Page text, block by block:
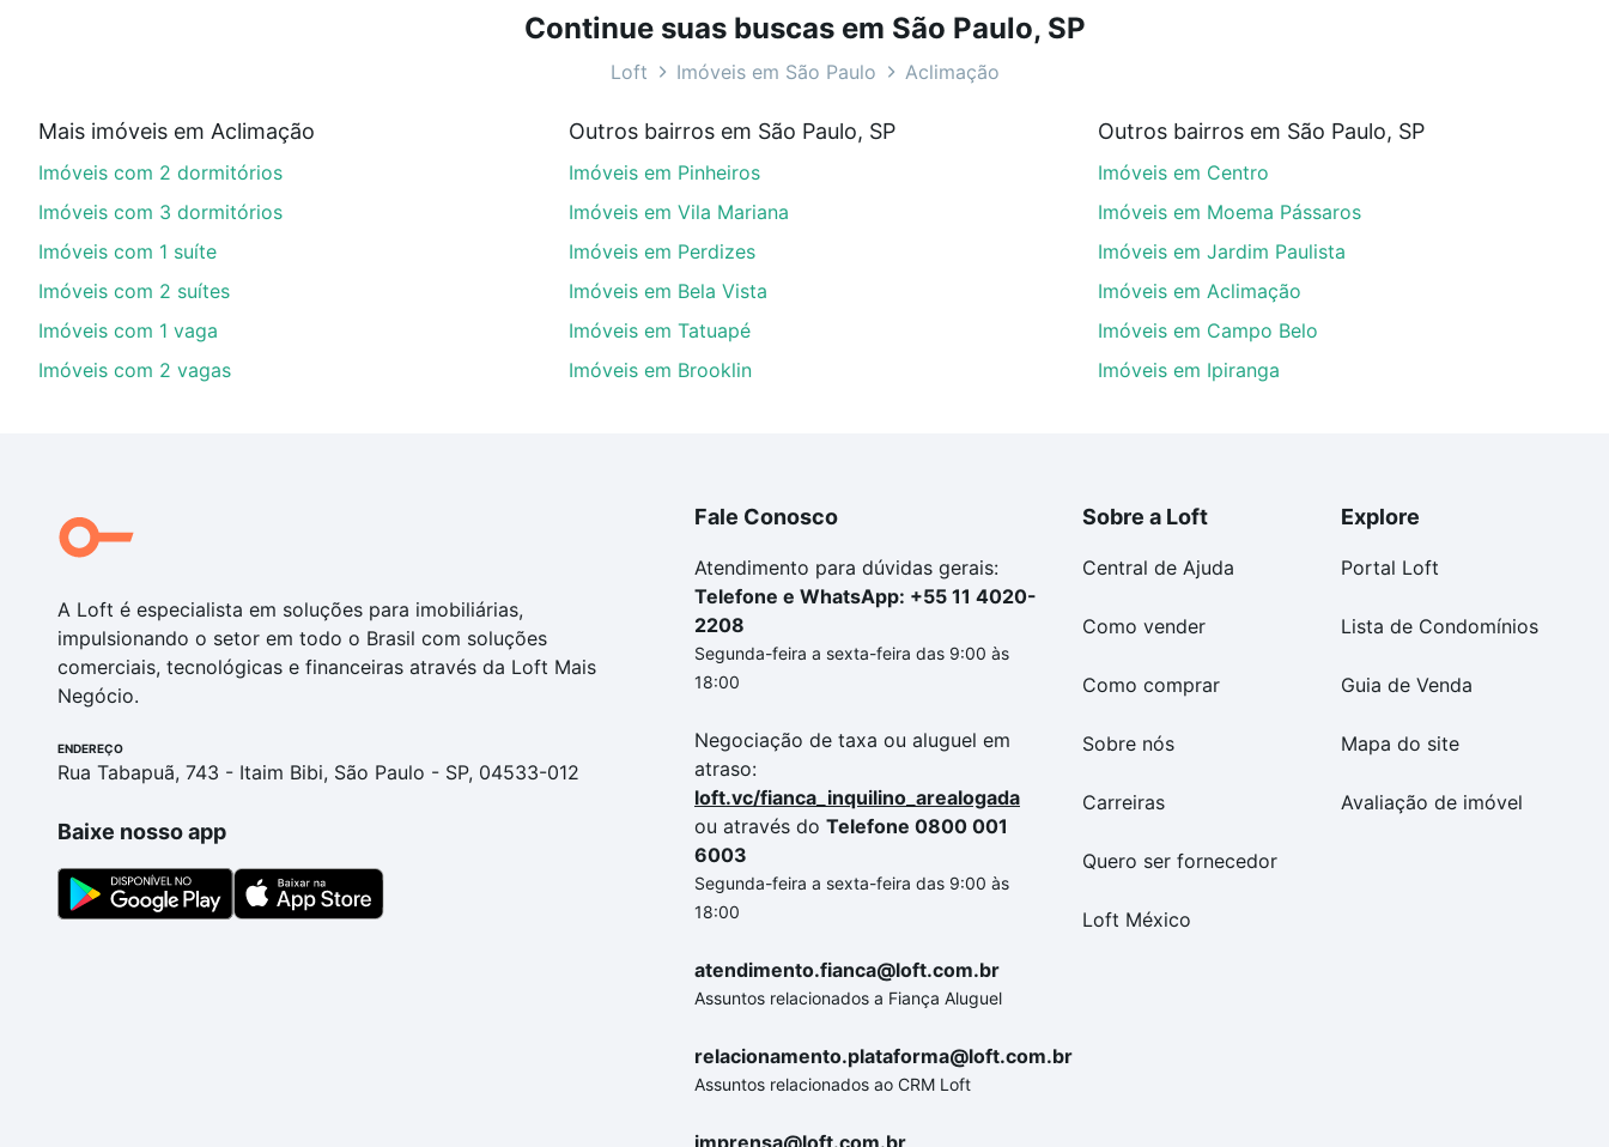
Imóveis à venda em rua jupiter - Aclimação, São Paulo, SP ideal para você na Loft.
Qual o preço de Imóveis à venda em rua jupiter - Aclimação, São Paulo, SP?
Aqui na Loft temos a oferta ideal para você, com Imóveis à venda em rua jupiter - Aclimação, São Paulo, SP que custam a partir de R$ 0 e com nossas opções de
financiamento imobiliário as parcelas podem se adequar ao seu orçamento. Se ainda tem alguma dúvida dos custos envolvidos no processo de compra, veja em nosso
portal quanto custa comprar um apartamento e conte com a gente para comprar o imóvel dos seus sonhos com segurança e conforto. Loft, com você até as chaves.
Continue suas buscas em São Paulo, SP
Loft Imóveis em São Paulo Aclimação
Mais imóveis em Aclimação
Imóveis com 2 dormitórios
Imóveis com 3 dormitórios
Imóveis com 1 suíte
Imóveis com 2 suítes
Imóveis com 1 vaga
Imóveis com 2 vagas
Outros bairros em São Paulo, SP
Imóveis em Pinheiros
Imóveis em Vila Mariana
Imóveis em Perdizes
Imóveis em Bela Vista
Imóveis em Tatuapé
Imóveis em Brooklin
Outros bairros em São Paulo, SP
Imóveis em Centro
Imóveis em Moema Pássaros
Imóveis em Jardim Paulista
Imóveis em Aclimação
Imóveis em Campo Belo
Imóveis em Ipiranga
A Loft é especialista em soluções para imobiliárias,
impulsionando o setor em todo o Brasil com soluções
comerciais, tecnológicas e financeiras através da Loft Mais
Negócio.
ENDEREÇO
Rua Tabapuã, 743 - Itaim Bibi, São Paulo - SP, 04533-012
Baixe nosso app
Fale Conosco
Atendimento para dúvidas gerais:
Telefone e WhatsApp: +55 11 4020-
2208
Segunda-feira a sexta-feira das 9:00 às
18:00
Negociação de taxa ou aluguel em
atraso:
loft.vc/fianca_inquilino_arealogada
ou através do Telefone 0800 001
6003
Segunda-feira a sexta-feira das 9:00 às
18:00
atendimento.fianca@loft.com.br
Assuntos relacionados a Fiança Aluguel
relacionamento.plataforma@loft.com.br
Assuntos relacionados ao CRM Loft
imprensa@loft.com.br
Sobre a Loft
Central de Ajuda
Como vender
Como comprar
Sobre nós
Carreiras
Quero ser fornecedor
Loft México
Explore
Portal Loft
Lista de Condomínios
Guia de Venda
Mapa do site
Avaliação de imóvel